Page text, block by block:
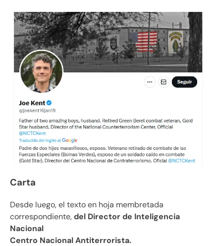
Carta
Desde luego, el texto en hoja membretada
correspondiente,del Director de Inteligencia
Nacional
Centro Nacional Antiterrorista.